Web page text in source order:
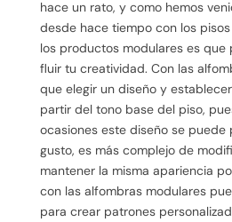
hace un rato, y como hemos
desde hace tiempo con los
los productos modulares es que
fluir tu creatividad. Con las
que elegir un diseño y
partir del tono base del piso,
ocasiones este diseño se puede
gusto, es más complejo de
mantener la misma apariencia
con las alfombras modulares
para crear patrones